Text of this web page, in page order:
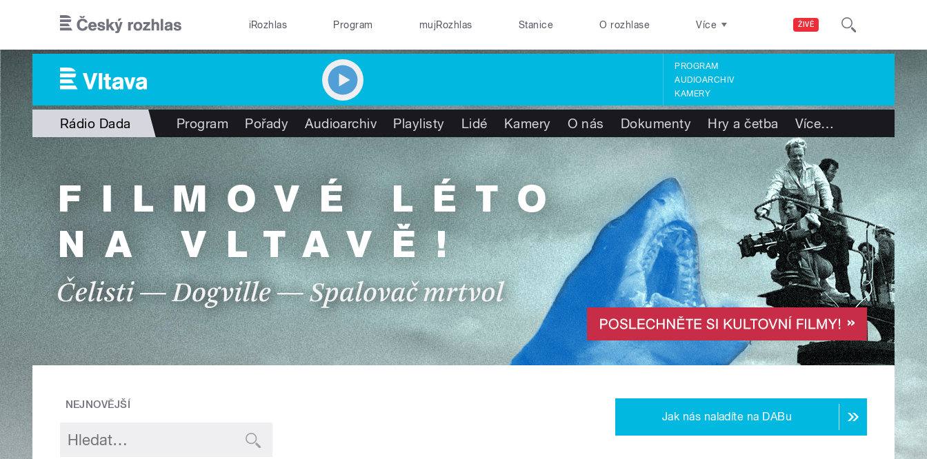
ŽIVĚ
iRozhlas Program mujRozhlas Stanice O rozhlase Více
PROGRAM
AUDIOARCHIV
KAMERY
Rádio Dada Program Pořady Audioarchiv Playlisty Lidé Kamery O nás Dokumenty Hry a četba Více…
NEJNOVĚJŠÍ
Jak nás naladíte na DABu